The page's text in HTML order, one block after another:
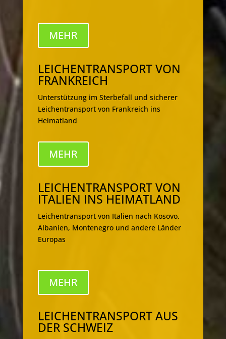
MEHR
LEICHENTRANSPORT VON
FRANKREICH
Unterstützung im Sterbefall und sicherer
Leichentransport von Frankreich ins
Heimatland
MEHR
LEICHENTRANSPORT VON
ITALIEN INS HEIMATLAND
Leichentransport von Italien nach Kosovo,
Albanien, Montenegro und andere Länder
Europas
MEHR
LEICHENTRANSPORT AUS
DER SCHWEIZ